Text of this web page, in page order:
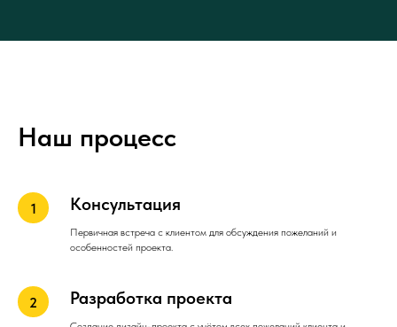
Наш процесс
Консультация
Первичная встреча с клиентом для обсуждения пожеланий и
особенностей проекта.
Разработка проекта